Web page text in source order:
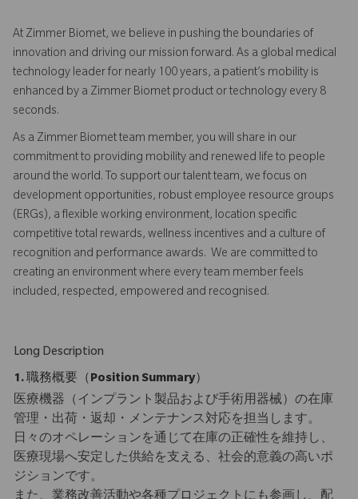
At Zimmer Biomet, we believe in pushing the boundaries of
innovation and driving our mission forward. As a global medical
technology leader for nearly 100 years, a patient’s mobility is
enhanced by a Zimmer Biomet product or technology every 8
seconds.
As a Zimmer Biomet team member, you will share in our
commitment to providing mobility and renewed life to people
around the world. To support our talent team, we focus on
development opportunities, robust employee resource groups
(ERGs), a flexible working environment, location specific
competitive total rewards, wellness incentives and a culture of
recognition and performance awards. We are committed to
creating an environment where every team member feels
included, respected, empowered and recognised.
Long Description
1. 職務概要（Position Summary）
医療機器（インプラント製品および手術用器械）の在庫
管理・出荷・返却・メンテナンス対応を担当します。
日々のオペレーションを通じて在庫の正確性を維持し、
医療現場へ安定した供給を支える、社会的意義の高いポ
ジションです。